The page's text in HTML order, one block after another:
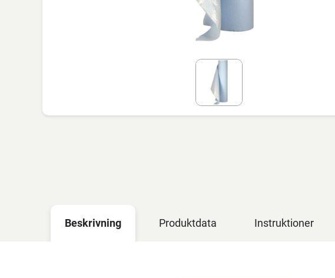
Beskrivning Produktdata Instruktioner